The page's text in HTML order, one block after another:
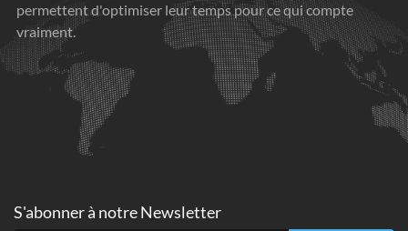
permettent d'optimiser leur temps pour ce qui compte
vraiment.
S'abonner à notre Newsletter